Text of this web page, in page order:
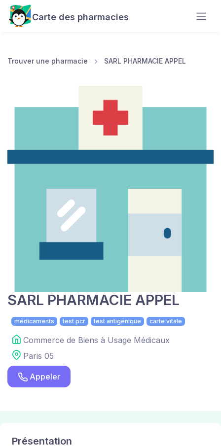
Carte des pharmacies
Trouver une pharmacie SARL PHARMACIE APPEL
SARL PHARMACIE APPEL
médicaments test pcr test antigénique carte vitale
Commerce de Biens à Usage Médicaux
Paris 05
Appeler
Présentation